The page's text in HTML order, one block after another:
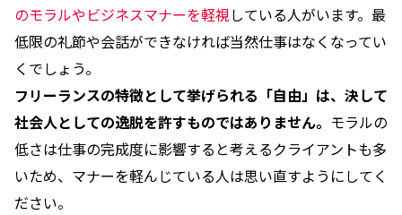
のモラルやビジネスマナーを軽視している人がいます。最
低限の礼節や会話ができなければ当然仕事はなくなってい
くでしょう。
フリーランスの特徴として挙げられる「自由」は、決して
社会人としての逸脱を許すものではありません。 モラルの
低さは仕事の完成度に影響すると考えるクライアントも多
いため、マナーを軽んじている人は思い直すようにしてく
ださい。